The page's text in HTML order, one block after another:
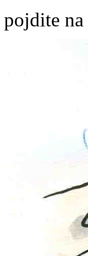
pojdite na